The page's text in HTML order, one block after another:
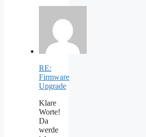
RE:
Firmware
Upgrade
Klare
Worte!
Da
werde